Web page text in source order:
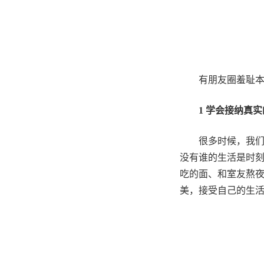
有朋友圈羞耻
1 学会接纳真
很多时候，我
没有谁的生活是时
吃的面、和室友熬
美，接受自己的生